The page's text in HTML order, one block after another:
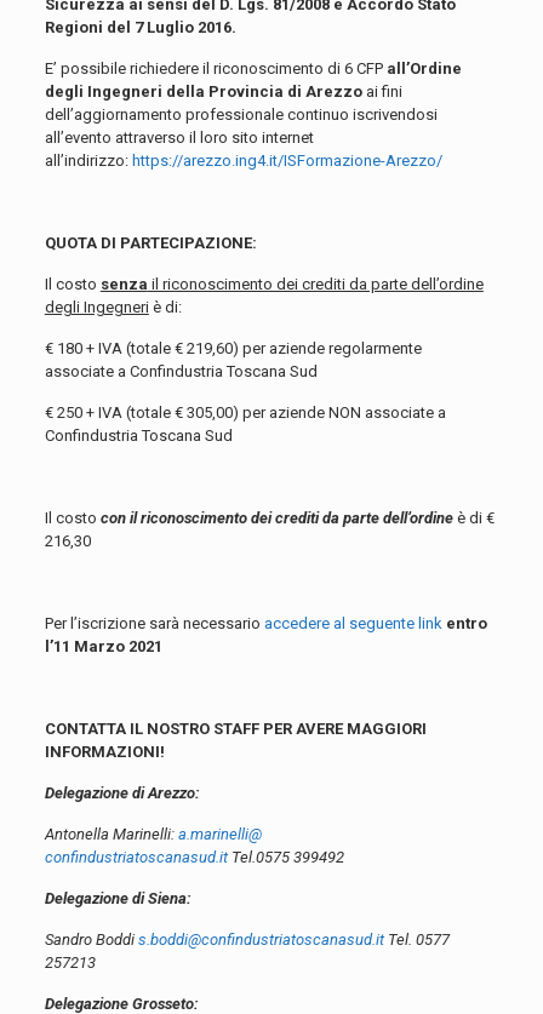
Sicurezza ai sensi del D. Lgs. 81/2008 e Accordo Stato
Regioni del 7 Luglio 2016.
E’ possibile richiedere il riconoscimento di 6 CFP all’Ordine
degli Ingegneri della Provincia di Arezzoai fini
dell’aggiornamento professionale continuo iscrivendosi
all’evento attraverso il loro sito internet
all’indirizzo: https://arezzo.ing4.it/ISFormazione-Arezzo/
QUOTA DI PARTECIPAZIONE:
Il costo senza il riconoscimento dei crediti da parte dell’ordine
degli Ingegneriè di:
€ 180 + IVA (totale € 219,60) per aziende regolarmente
associate a Confindustria Toscana Sud
€ 250 + IVA (totale € 305,00) per aziende NON associate a
Confindustria Toscana Sud
Il costo con il riconoscimento dei crediti da parte dell’ordineè di €
216,30
Per l’iscrizione sarà necessario accedere al seguente link entro
l’11 Marzo 2021
CONTATTA IL NOSTRO STAFF PER AVERE MAGGIORI
INFORMAZIONI!
Delegazione di Arezzo:
Antonella Marinelli: a.marinelli@
confindustriatoscanasud.itTel.0575 399492
Delegazione di Siena:
Sandro Boddi s.boddi@confindustriatoscanasud.itTel. 0577
257213
Delegazione Grosseto: